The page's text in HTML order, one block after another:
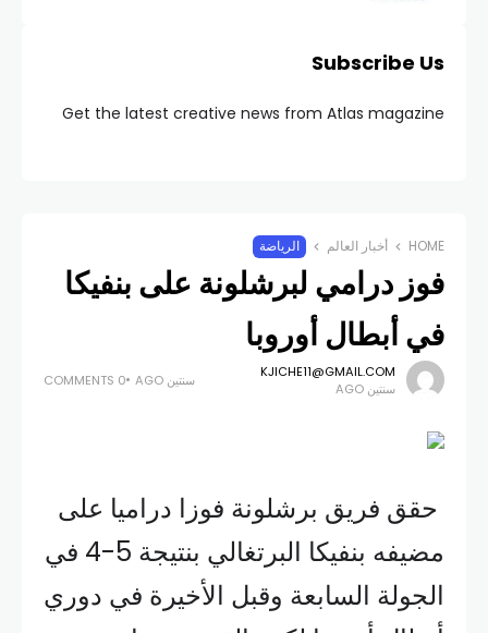
Subscribe Us
Get the latest creative news from Atlas magazine
HOME أخبار العالم الرياضة
فوز درامي لبرشلونة على بنفيكا
في أبطال أوروبا
KJICHE11@GMAIL.COM
سنتين AGO
سنتين AGO 0 COMMENTS
حقق فريق برشلونة فوزا دراميا على
مضيفه بنفيكا البرتغالي بنتيجة 5-4 في
الجولة السابعة وقبل الأخيرة في دوري